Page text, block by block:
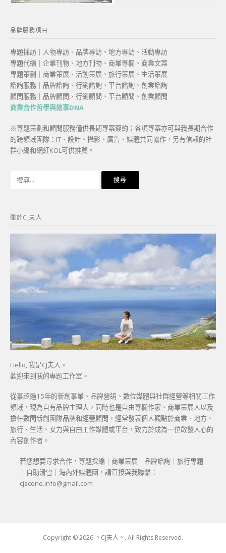
品牌服務項目
專題採訪｜人物專訪、品牌專訪、地方專訪、活動專訪
專題代編｜企業刊物、地方刊物、商業專欄、商業文案
專題策劃｜商業策展、活動策展、旅行策展、生活策展
諮詢服務｜品牌諮詢、行銷諮詢、平台諮詢、創業諮詢
顧問服務｜品牌顧問、行銷顧問、平台顧問、創業顧問
商業合作哲學與敘事DNA
※專題策劃和顧問服務僅供長期專案簽約；各項專案亦可與我長期合作
的跨領域團隊：IT、設計、攝影、廣告、媒體共同協作，另有信賴的社
群小編和網紅KOL可供推薦。
字:
關於CJ夫人
Hello, 我是CJ夫人。
歡迎來到我的專題工作室。
從事超過15年的新創事業、品牌營銷、數位媒體與社群經營等相關工作
領域，現為自有品牌主理人，同時也是自由專欄作家、商業策展人以及
擔任數間新創團隊品牌和經營顧問，經常發表個人觀點於商業、地方、
旅行、生活、女力與自由工作媒體或平台，致力於成為一位啟發人心的
內容創作者。
若您想要尋求合作，專題採編｜商業策展｜品牌諮詢｜旅行專題
｜自助滑雪｜海內外媒體團，請直接與我聯繫：
cjscene.info@gmail.com
Copyright © 2026 。CJ夫人。. All Rights Reserved.